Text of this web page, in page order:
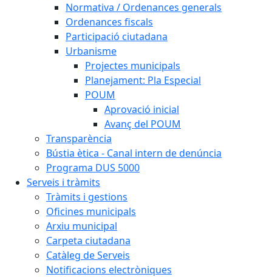
Normativa / Ordenances generals
Ordenances fiscals
Participació ciutadana
Urbanisme
Projectes municipals
Planejament: Pla Especial
POUM
Aprovació inicial
Avanç del POUM
Transparència
Bústia ètica - Canal intern de denúncia
Programa DUS 5000
Serveis i tràmits
Tràmits i gestions
Oficines municipals
Arxiu municipal
Carpeta ciutadana
Catàleg de Serveis
Notificacions electròniques